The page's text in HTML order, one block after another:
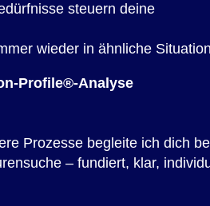
steuern deine
wieder in ähnliche
Profile®-Analyse
Prozesse begleite ich dich
– fundiert, klar,